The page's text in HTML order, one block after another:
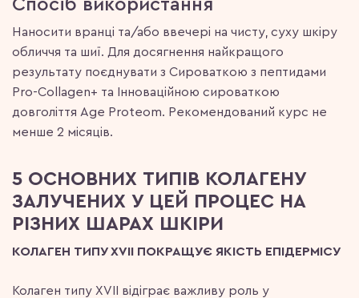
Спосіб використання
Наносити вранці та/або ввечері на чисту, суху шкіру
обличчя та шиї. Для досягнення найкращого
результату поєднувати з Сироваткою з пептидами
Pro-Collagen+ та Інноваційною сироваткою
довголіття Age Proteom. Рекомендований курс не
менше 2 місяців.
5 ОСНОВНИХ ТИПІВ КОЛАГЕНУ
ЗАЛУЧЕН ИХ У ЦЕЙ ПРОЦЕС НА
РІЗНИХ ШАРАХ ШКІРИ
КОЛАГЕН ТИПУ XVII ПОКРАЩУЄ ЯКІСТЬ ЕПІДЕРМІСУ
Колаген типу XVII відіграє важливу роль у